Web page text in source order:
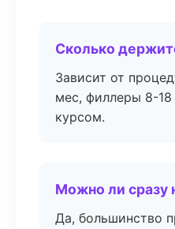
Сколько
Зависит от
мес, филлеры 8-
курсом.
Можно ли сразу
Да, большинство